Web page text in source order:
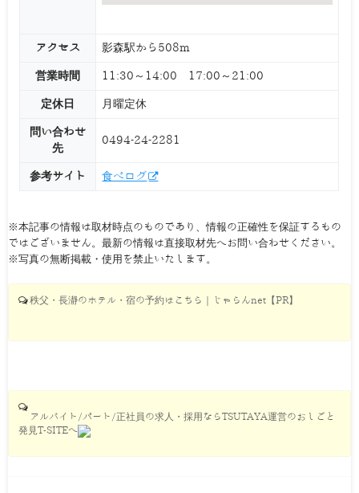
アクセス 影森駅から508m
営業時間 11:30～14:00 17:00～21:00
定休日 月曜定休
問い合わせ
先
0494-24-2281
参考サイト 食べログ
※本記事の情報は取材時点のものであり、情報の正確性を保証するもの
ではございません。最新の情報は直接取材先へお問い合わせください。
※写真の無断掲載・使用を禁止いたします。
秩父・長瀞のホテル・宿の予約はこちら｜じゃらんnet【PR】
アルバイト/パート/正社員の求人・採用ならTSUTAYA運営のおしごと
発見T-SITEへ